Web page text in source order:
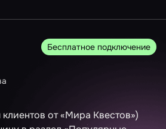
Бесплатное подключение
от «Мира Квестов»)